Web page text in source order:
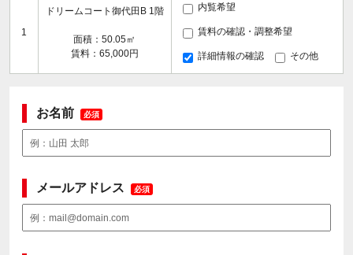
1
ドリームコート御代田B 1階
面積：50.05㎡
賃料：65,000円
内覧希望
賃料の確認・調整希望
詳細情報の確認 その他
お名前 必須
メールアドレス 必須